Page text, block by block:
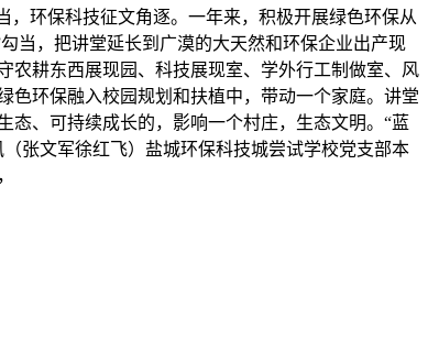
环保科技征文角逐。一年来，积极开展绿色环保从
当，把讲堂延长到广漠的大天然和环保企业出产现
农耕东西展现园、科技展现室、学外行工制做室、风
色环保融入校园规划和扶植中，带动一个家庭。讲堂
、可持续成长的，影响一个村庄，生态文明。“蓝
张文军徐红飞）盐城环保科技城尝试学校党支部本